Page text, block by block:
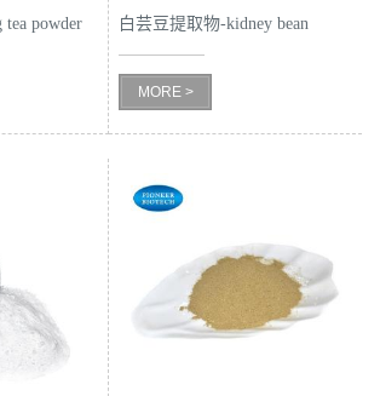
powder
白芸豆提取物-kidney bean
extract-cas:85085-22-9
MORE >